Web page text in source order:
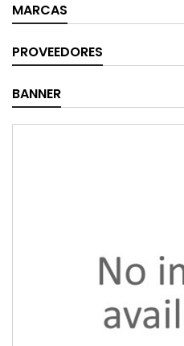
MARCAS
PROVEEDORES
BANNER